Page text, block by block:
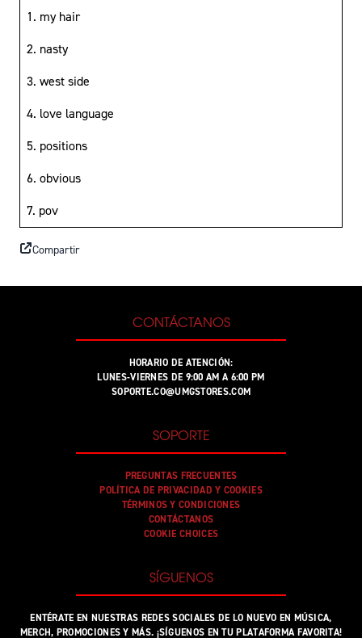
1. my hair
2. nasty
3. west side
4. love language
5. positions
6. obvious
7. pov
Compartir
CONTÁCTANOS
HORARIO DE ATENCIÓN:
LUNES-VIERNES DE 9:00 AM A 6:00 PM
SOPORTE.CO@UMGSTORES.COM
SOPORTE
PREGUNTAS FRECUENTES
POLÍTICA DE PRIVACIDAD Y COOKIES
TÉRMINOS Y CONDICIONES
CONTÁCTANOS
COOKIE CHOICES
SÍGUENOS
ENTÉRATE EN NUESTRAS REDES SOCIALES DE LO NUEVO EN MÚSICA,
MERCH, PROMOCIONES Y MÁS. ¡SÍGUENOS EN TU PLATAFORMA FAVORITA!